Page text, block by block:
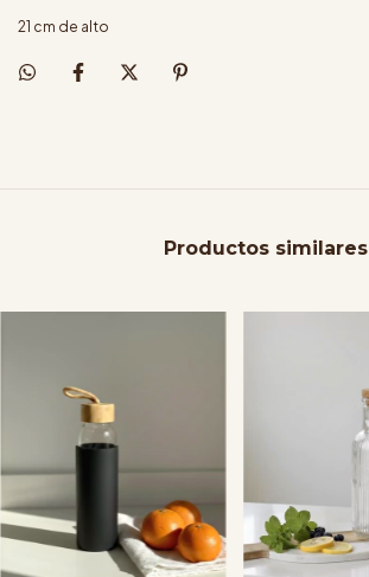
21 cm de alto
Productos similares